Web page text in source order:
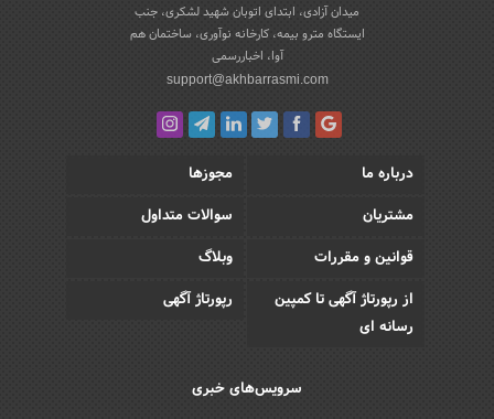
میدان آزادی، ابتدای اتوبان شهید لشکری، جنب
ایستگاه مترو بیمه، کارخانه نوآوری، ساختمان هم
آوا، اخباررسمی
support@akhbarrasmi.com
درباره ما
مجوزها
مشتریان
سوالات متداول
قوانین و مقررات
وبلاگ
از رپورتاژ آگهی تا کمپین
رسانه ای
رپورتاژ آگهی
سرویس‌های خبری